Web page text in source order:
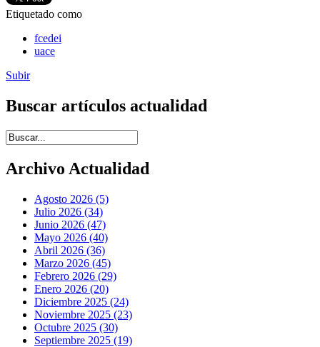
Etiquetado como
fcedei
uace
Subir
Buscar artículos actualidad
Introduce términos de búsqueda
Archivo Actualidad
Agosto 2026 (5)
Julio 2026 (34)
Junio 2026 (47)
Mayo 2026 (40)
Abril 2026 (36)
Marzo 2026 (45)
Febrero 2026 (29)
Enero 2026 (20)
Diciembre 2025 (24)
Noviembre 2025 (23)
Octubre 2025 (30)
Septiembre 2025 (19)